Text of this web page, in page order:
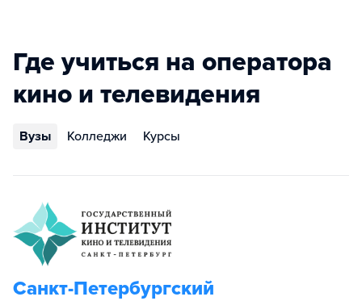
Где учиться на оператора
кино и телевидения
Вузы Колледжи Курсы
Санкт-Петербургский